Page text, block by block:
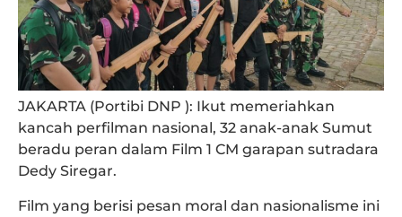
JAKARTA (Portibi DNP ): Ikut memeriahkan
kancah perfilman nasional, 32 anak-anak Sumut
beradu peran dalam Film 1 CM garapan sutradara
Dedy Siregar.
Film yang berisi pesan moral dan nasionalisme ini